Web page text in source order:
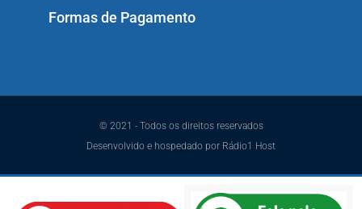
Formas de Pagamento
© 2021 - Todos os direitos reservados
Desenvolvido e hospedado por Rádio1 Host